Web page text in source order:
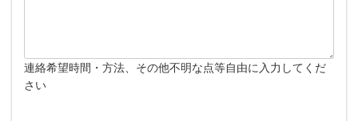
連絡希望時間・方法、その他不明な点等自由に入力してくだ
さい